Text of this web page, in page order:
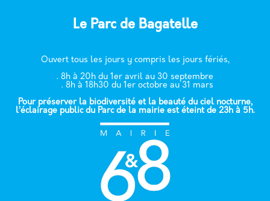
Le Parc de Bagatelle
Ouvert tous les jours y compris les jours fériés,
. 8h à 20h du 1er avril au 30 septembre
. 8h à 18h30 du 1er octobre au 31 mars
Pour préserver la biodiversité et la beauté du ciel nocturne,
l’éclairage public du Parc de la mairie est éteint de 23h à 5h.